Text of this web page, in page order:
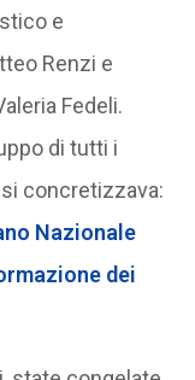
e
Renzi e
Fedeli.
di tutti i
concretizzava:
Nazionale
dei